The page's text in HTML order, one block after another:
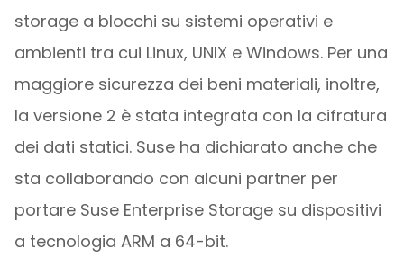
storage a blocchi su sistemi operativi e
ambienti tra cui Linux, UNIX e Windows. Per una
maggiore sicurezza dei beni materiali, inoltre,
la versione 2 è stata integrata con la cifratura
dei dati statici. Suse ha dichiarato anche che
sta collaborando con alcuni partner per
portare Suse Enterprise Storage su dispositivi
a tecnologia ARM a 64-bit.